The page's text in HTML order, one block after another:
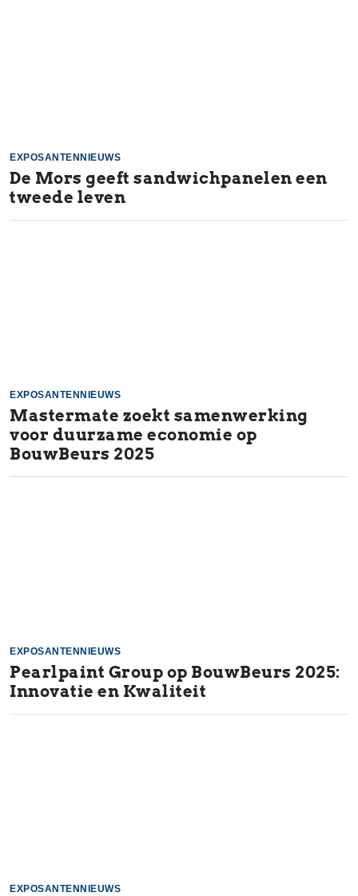
EXPOSANTENNIEUWS
De Mors geeft sandwichpanelen een
tweede leven
EXPOSANTENNIEUWS
Mastermate zoekt samenwerking
voor duurzame economie op
BouwBeurs 2025
EXPOSANTENNIEUWS
Pearlpaint Group op BouwBeurs 2025:
Innovatie en Kwaliteit
EXPOSANTENNIEUWS